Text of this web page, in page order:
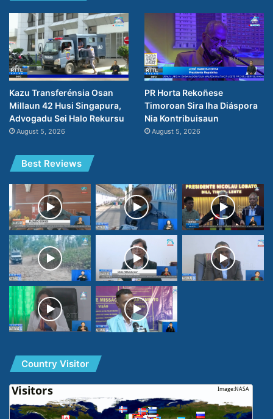
Kazu Transferénsia Osan
Millaun 42 Husi Singapura,
Advogadu Sei Halo Rekursu
August 5, 2026
PR Horta Rekoñese
Timoroan Sira Iha Diáspora
Nia Kontribuisaun
August 5, 2026
Best Reviews
Country Visitor